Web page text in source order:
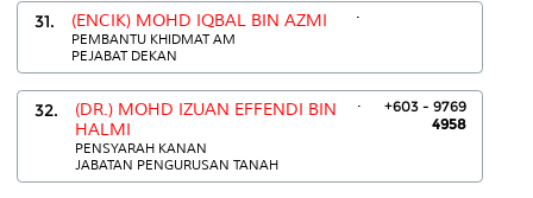
31. (ENCIK) MOHD IQBAL BIN AZMI
PEMBANTU KHIDMAT AM
PEJABAT DEKAN
.
32.
(DR.) MOHD IZUAN EFFENDI BIN
HALMI
PENSYARAH KANAN
JABATAN PENGURUSAN TANAH
.
+603 - 9769
4958